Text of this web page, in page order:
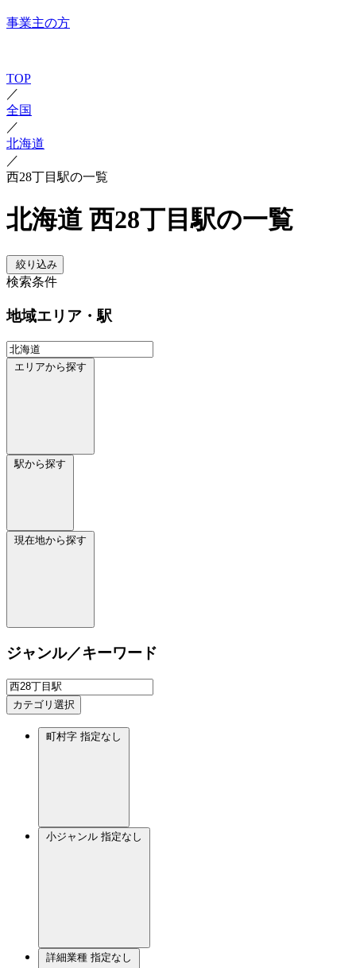
事業主の方
TOP
／
全国
／
北海道
／
西28丁目駅の一覧
北海道 西28丁目駅の一覧
絞り込み
検索条件
地域エリア・駅
エリアから探す
駅から探す
現在地から探す
ジャンル／キーワード
カテゴリ選択
町村字 指定なし
小ジャンル 指定なし
詳細業種 指定なし